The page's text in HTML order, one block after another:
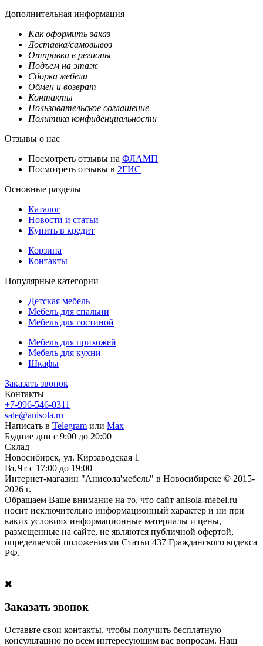
Дополнительная информация
Как оформить заказ
Доставка/самовывоз
Отправка в регионы
Подъем на этаж
Сборка мебели
Обмен и возврат
Контакты
Пользовательское соглашение
Политика конфиденциальности
Отзывы о нас
Посмотреть отзывы на ФЛАМП
Посмотреть отзывы в 2ГИС
Основные разделы
Каталог
Новости и статьи
Купить в кредит
Корзина
Контакты
Популярные категории
Детская мебель
Мебель для спальни
Мебель для гостиной
Мебель для прихожей
Мебель для кухни
Шкафы
Заказать звонок
Контакты
+7-996-546-0311
sale@anisola.ru
Написать в Telegram или Max
Будние дни с 9:00 до 20:00
Склад
Новосибирск, ул. Кирзаводская 1
Вт,Чт с 17:00 до 19:00
Интернет-магазин "Анисола'мебель" в Новосибирске © 2015-
2026 г.
Обращаем Ваше внимание на то, что сайт anisola-mebel.ru
носит исключительно информационный характер и ни при
каких условиях информационные материалы и цены,
размещенные на сайте, не являются публичной офертой,
определяемой положениями Статьи 437 Гражданского кодекса
РФ.
Заказать звонок
Оставьте свои контакты, чтобы получить бесплатную
консультацию по всем интересующим вас вопросам. Наш